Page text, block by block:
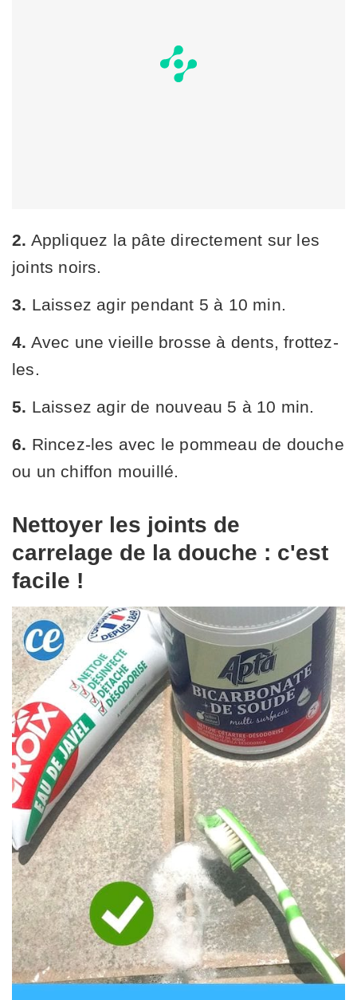
2. Appliquez la pâte directement sur les
joints noirs.
3. Laissez agir pendant 5 à 10 min.
4. Avec une vieille brosse à dents, frottez-
les.
5. Laissez agir de nouveau 5 à 10 min.
6. Rincez-les avec le pommeau de douche
ou un chiffon mouillé.
Nettoyer les joints de
carrelage de la douche : c'est
facile !